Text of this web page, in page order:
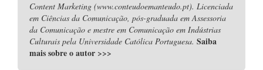
Content Marketing (www.conteudoemanteudo.pt). Licenciada
em Ciências da Comunicação, pós-graduada em Assessoria
da Comunicação e mestre em Comunicação em Indústrias
Culturais pela Universidade Católica Portuguesa. Saiba
mais sobre o autor >>>